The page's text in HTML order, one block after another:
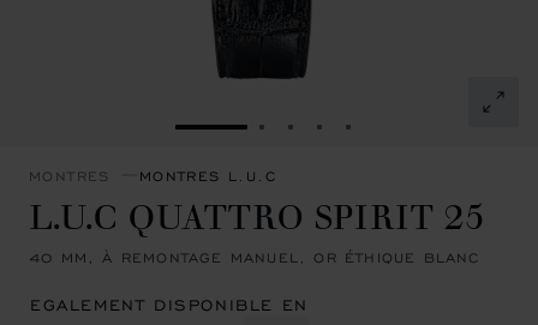
ALLER À LA DIAPOSITIVE 1
ALLER À LA DIAPOSITIVE 2
ALLER À LA
ALLER À LA
ALLER À LA
MONTRES MONTRES L.U.C
L.U.C QUATTRO SPIRIT 25
40 MM, À REMONTAGE MANUEL, OR ÉTHIQUE BLANC
EGALEMENT DISPONIBLE EN